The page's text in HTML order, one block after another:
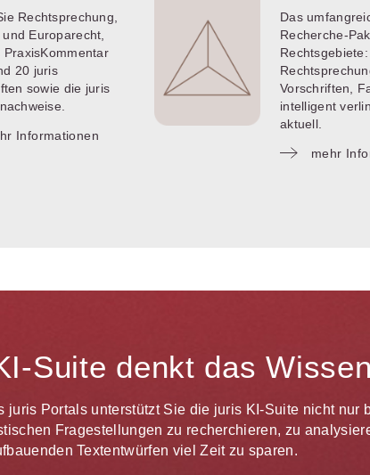
Rechtsprechung,
Europarecht,
PraxisKommentar
20 juris
sowie die juris
Informationen
Das
Recherche-
Rechtsgebiete:
Vorschriften,
intelligent
aktuell.
mehr
Suite denkt das
juris Portals unterstützt Sie die juris KI-Suite nicht
Fragestellungen zu recherchieren, zu
Textentwürfen viel Zeit zu sparen.